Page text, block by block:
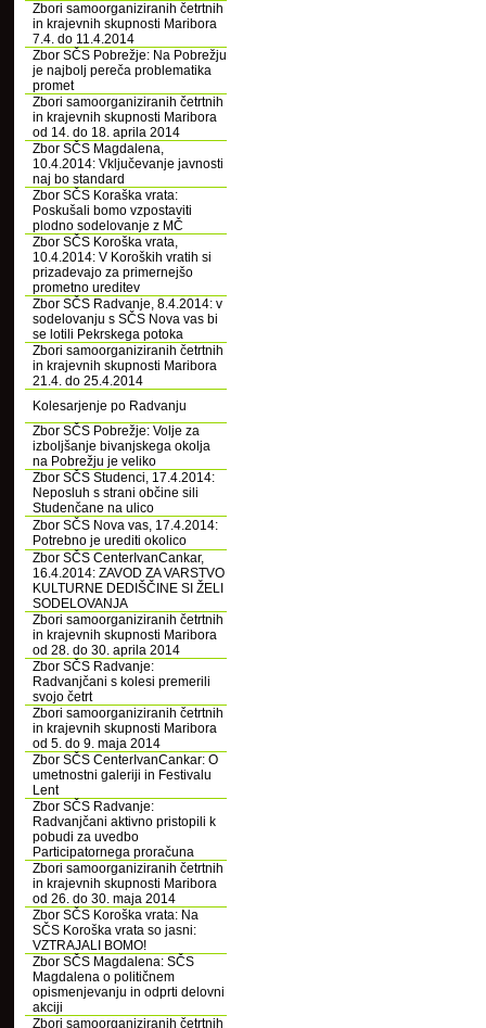
Zbori samoorganiziranih četrtnih
in krajevnih skupnosti Maribora
7.4. do 11.4.2014
Zbor SČS Pobrežje: Na Pobrežju
je najbolj pereča problematika
promet
Zbori samoorganiziranih četrtnih
in krajevnih skupnosti Maribora
od 14. do 18. aprila 2014
Zbor SČS Magdalena,
10.4.2014: Vključevanje javnosti
naj bo standard
Zbor SČS Koraška vrata:
Poskušali bomo vzpostaviti
plodno sodelovanje z MČ
Zbor SČS Koroška vrata,
10.4.2014: V Koroških vratih si
prizadevajo za primernejšo
prometno ureditev
Zbor SČS Radvanje, 8.4.2014: v
sodelovanju s SČS Nova vas bi
se lotili Pekrskega potoka
Zbori samoorganiziranih četrtnih
in krajevnih skupnosti Maribora
21.4. do 25.4.2014
Kolesarjenje po Radvanju
Zbor SČS Pobrežje: Volje za
izboljšanje bivanjskega okolja
na Pobrežju je veliko
Zbor SČS Studenci, 17.4.2014:
Neposluh s strani občine sili
Studenčane na ulico
Zbor SČS Nova vas, 17.4.2014:
Potrebno je urediti okolico
Zbor SČS CenterIvanCankar,
16.4.2014: ZAVOD ZA VARSTVO
KULTURNE DEDIŠČINE SI ŽELI
SODELOVANJA
Zbori samoorganiziranih četrtnih
in krajevnih skupnosti Maribora
od 28. do 30. aprila 2014
Zbor SČS Radvanje:
Radvanjčani s kolesi premerili
svojo četrt
Zbori samoorganiziranih četrtnih
in krajevnih skupnosti Maribora
od 5. do 9. maja 2014
Zbor SČS CenterIvanCankar: O
umetnostni galeriji in Festivalu
Lent
Zbor SČS Radvanje:
Radvanjčani aktivno pristopili k
pobudi za uvedbo
Participatornega proračuna
Zbori samoorganiziranih četrtnih
in krajevnih skupnosti Maribora
od 26. do 30. maja 2014
Zbor SČS Koroška vrata: Na
SČS Koroška vrata so jasni:
VZTRAJALI BOMO!
Zbor SČS Magdalena: SČS
Magdalena o političnem
opismenjevanju in odprti delovni
akciji
Zbori samoorganiziranih četrtnih